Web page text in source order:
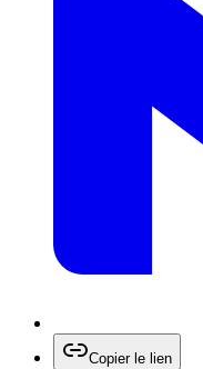
Copier le lien